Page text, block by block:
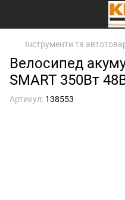
Інструменти та
Велосипед
SMART 350Вт
Артикул: 138553